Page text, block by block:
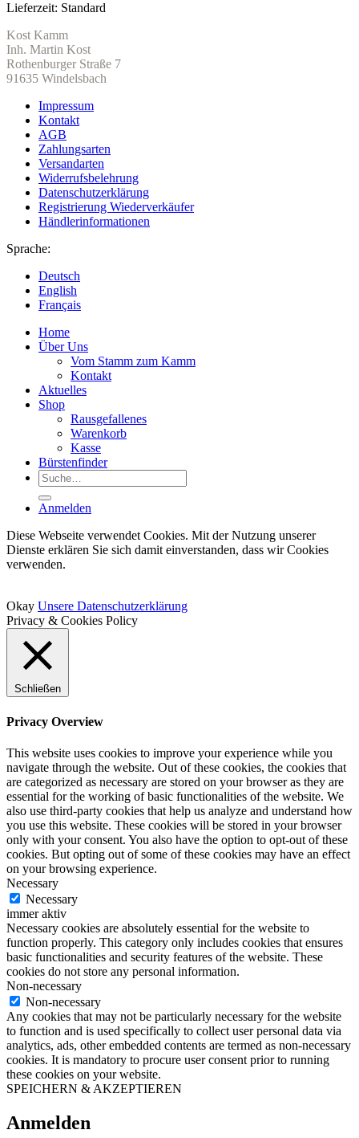
Lieferzeit: Standard
Kost Kamm
Inh. Martin Kost
Rothenburger Straße 7
91635 Windelsbach
Impressum
Kontakt
AGB
Zahlungsarten
Versandarten
Widerrufsbelehrung
Datenschutzerklärung
Registrierung Wiederverkäufer
Händlerinformationen
Sprache:
Deutsch
English
Français
Home
Über Uns
Vom Stamm zum Kamm
Kontakt
Aktuelles
Shop
Rausgefallenes
Warenkorb
Kasse
Bürstenfinder
Suche
nach:
Anmelden
Diese Webseite verwendet Cookies. Mit der Nutzung unserer
Dienste erklären Sie sich damit einverstanden, dass wir Cookies
verwenden.
Okay Unsere Datenschutzerklärung
Privacy & Cookies Policy
Schließen
Privacy Overview
This website uses cookies to improve your experience while you
navigate through the website. Out of these cookies, the cookies that
are categorized as necessary are stored on your browser as they are
essential for the working of basic functionalities of the website. We
also use third-party cookies that help us analyze and understand how
you use this website. These cookies will be stored in your browser
only with your consent. You also have the option to opt-out of these
cookies. But opting out of some of these cookies may have an effect
on your browsing experience.
Necessary
Necessary
immer aktiv
Necessary cookies are absolutely essential for the website to
function properly. This category only includes cookies that ensures
basic functionalities and security features of the website. These
cookies do not store any personal information.
Non-necessary
Non-necessary
Any cookies that may not be particularly necessary for the website
to function and is used specifically to collect user personal data via
analytics, ads, other embedded contents are termed as non-necessary
cookies. It is mandatory to procure user consent prior to running
these cookies on your website.
SPEICHERN & AKZEPTIEREN
Anmelden